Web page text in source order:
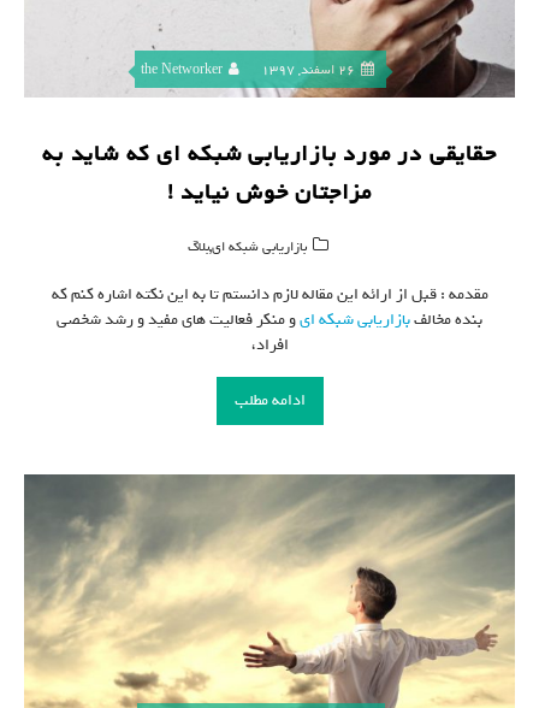
26 اسفند, 1397 the Networker
حقایقی در مورد بازاریابی شبکه ای که شاید به
مزاجتان خوش نیاید !
بازاریابی شبکه ای,بلاگ
مقدمه : قبل از ارائه این مقاله لازم دانستم تا به این نکته اشاره کنم که
بنده مخالفبازاریابی شبکه ایو منکر فعالیت های مفید و رشد شخصی
افراد،
ادامه مطلب